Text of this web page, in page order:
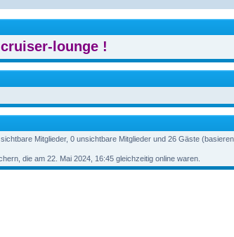
lounge !
Mitglieder, 0 unsichtbare Mitglieder und 26 Gäste
die am 22. Mai 2024, 16:45 gleichzeitig online waren.